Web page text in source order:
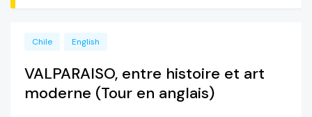
Chile English
VALPARAISO, entre histoire et art
moderne (Tour en anglais)